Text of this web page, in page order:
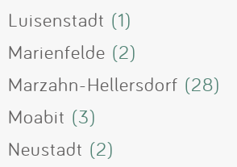
Luisenstadt (1)
Marienfelde (2)
Marzahn-Hellersdorf (28)
Moabit (3)
Neustadt (2)